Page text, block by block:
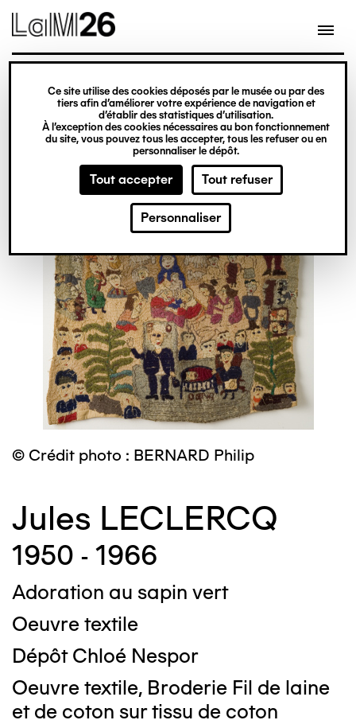
Gestion des cookies
Ce site utilise des cookies déposés par le musée ou par des
tiers afin d’améliorer votre expérience de navigation et
d’établir des statistiques d’utilisation.
À l’exception des cookies nécessaires au bon fonctionnement
du site, vous pouvez tous les accepter, tous les refuser ou en
personnaliser le dépôt.
Tout accepter Tout refuser
Personnaliser
contenu
© Crédit photo : BERNARD Philip
Jules LECLERCQ
1950 - 1966
Adoration au sapin vert
Oeuvre textile
Dépôt Chloé Nespor
Oeuvre textile, Broderie Fil de laine
et de coton sur tissu de coton